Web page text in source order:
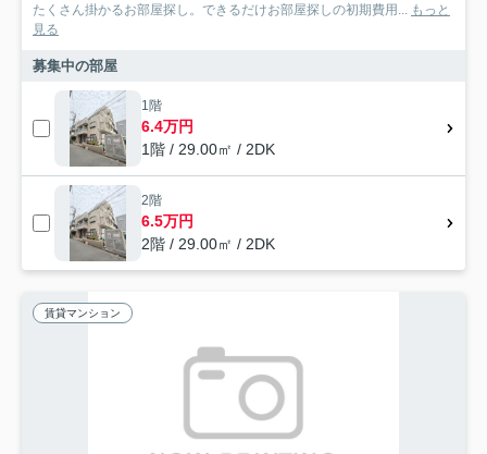
たくさん掛かるお部屋探し。できるだけお部屋探しの初期費用... もっと
見る
募集中の部屋
1階
6.4万円
1階 / 29.00㎡ / 2DK
2階
6.5万円
2階 / 29.00㎡ / 2DK
賃貸マンション